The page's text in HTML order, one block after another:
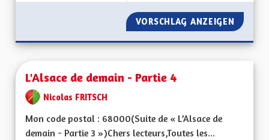
VORSCHLAG ANZEIGEN
L'Alsace de demain - Partie 4
Nicolas FRITSCH
Mon code postal : 68000(Suite de « L’Alsace de
demain - Partie 3 »)Chers lecteurs,Toutes les...